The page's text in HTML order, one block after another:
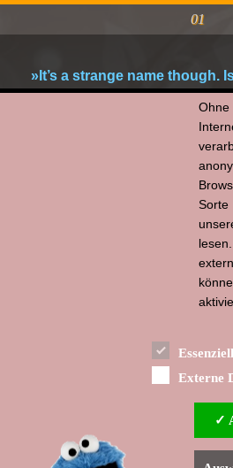
01
»It’s a strange name though.
tool?«
Ovi Mahajan
X
Essenziell
Externe
✓